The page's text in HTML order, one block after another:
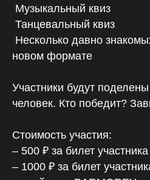
Музыкальный квиз
Танцевальный квиз
Несколько давно
новом формате
Участники будут
человек. Кто победит?
Стоимость участия:
– 500 ₽ за билет участника
– 1000 ₽ за билет